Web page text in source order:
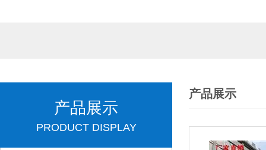
产品展示
PRODUCT DISPLAY
产品展示